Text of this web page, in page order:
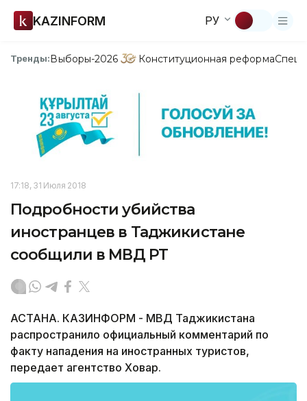
KAZINFORM РУ
Тренды:Выборы-2026 Конституционная реформа
17:18, 31 Июля 2018
Подробности убийства
иностранцев в Таджикистане
сообщили в МВД РТ
АСТАНА. КАЗИНФОРМ - МВД Таджикистана
распространило официальный комментарий по
факту нападения на иностранных туристов,
передает агентство Ховар.